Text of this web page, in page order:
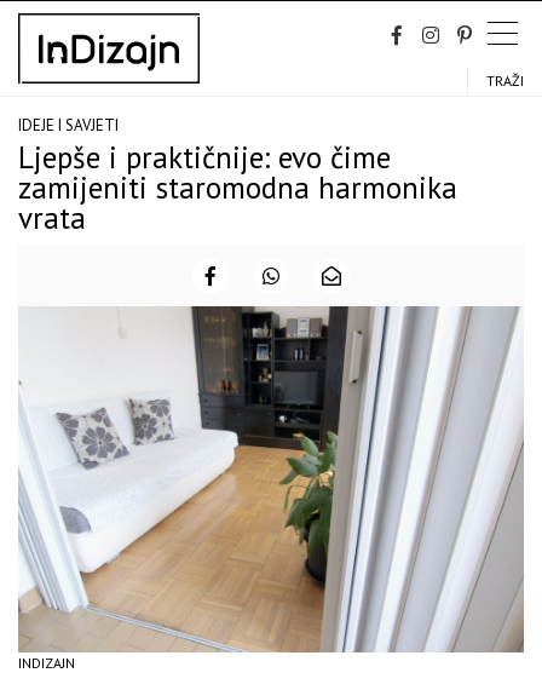
Skip
content
TRAŽI
IDEJE I SAVJETI
Ljepše i praktičnije: evo čime
zamijeniti staromodna harmonika
vrata
INDIZAJN